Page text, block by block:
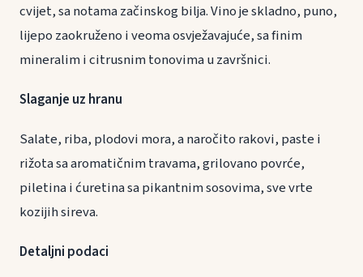
cvijet, sa notama začinskog bilja. Vino je skladno, puno,
lijepo zaokruženo i veoma osvježavajuće, sa finim
mineralim i citrusnim tonovima u završnici.
Slaganje uz hranu
Salate, riba, plodovi mora, a naročito rakovi, paste i
rižota sa aromatičnim travama, grilovano povrće,
piletina i ćuretina sa pikantnim sosovima, sve vrte
kozijih sireva.
Detaljni podaci